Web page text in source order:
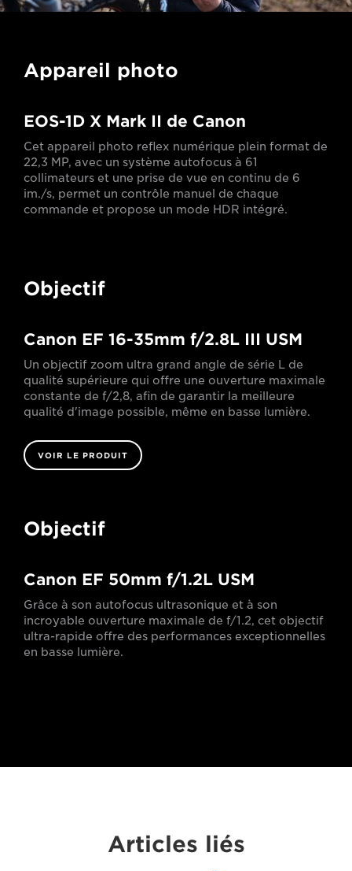
Appareil photo
EOS-1D X Mark II de Canon
Cet appareil photo reflex numérique plein format de
22,3 MP, avec un système autofocus à 61
collimateurs et une prise de vue en continu de 6
im./s, permet un contrôle manuel de chaque
commande et propose un mode HDR intégré.
Objectif
Canon EF 16-35mm f/2.8L III USM
Un objectif zoom ultra grand angle de série L de
qualité supérieure qui offre une ouverture maximale
constante de f/2,8, afin de garantir la meilleure
qualité d'image possible, même en basse lumière.
VOIR LE PRODUIT
Objectif
Canon EF 50mm f/1.2L USM
Grâce à son autofocus ultrasonique et à son
incroyable ouverture maximale de f/1.2, cet objectif
ultra-rapide offre des performances exceptionnelles
en basse lumière.
Articles liés